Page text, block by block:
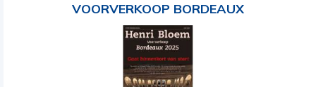
VOORVERKOOP BORDEAUX